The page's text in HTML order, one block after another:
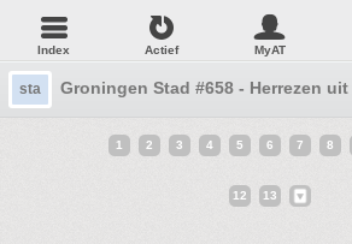
Index Actief MyAT
sta Groningen Stad #658 - Herrezen
1 2 3 4 5 6 7 8
12 13